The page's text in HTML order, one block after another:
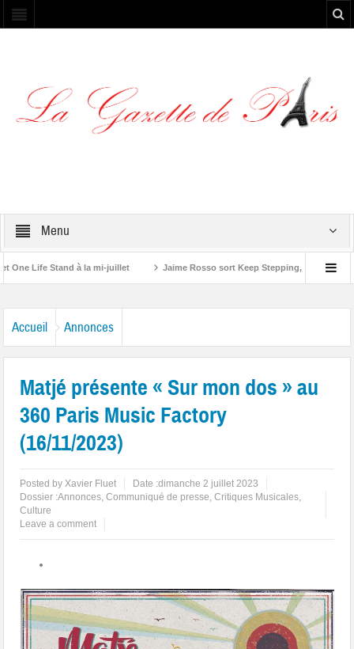
Menu
Life Stand à la mi-juillet Jaime Rosso sort Keep Stepping, son nouvel EP
Accueil Annonces
Matjé présente « Sur mon dos » au
360 Paris Music Factory
(16/11/2023)
Posted byXavier Fluet Date :dimanche 2 juillet 2023
Dossier :Annonces,Communiqué de presse,Critiques Musicales,
Culture
Leave a comment